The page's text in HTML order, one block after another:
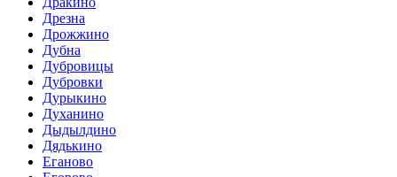
Дрезна
Дрожжино
Дубна
Дубровицы
Дубровки
Дурыкино
Духанино
Дыдылдино
Дядькино
Еганово